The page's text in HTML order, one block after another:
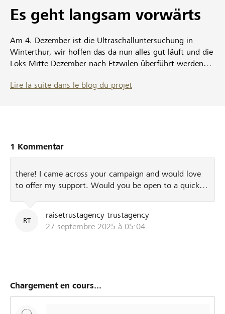
Es geht langsam vorwärts
Am 4. Dezember ist die Ultraschalluntersuchung in
Winterthur, wir hoffen das da nun alles gut läuft und die
Loks Mitte Dezember nach Etzwilen überführt werden
Lire la suite dans le blog du projet
1 Kommentar
there! I came across your campaign and would love
to offer my support. Would you be open to a quick
RT
raisetrustagency trustagency
27 septembre 2025 à 05:04
Chargement en cours...